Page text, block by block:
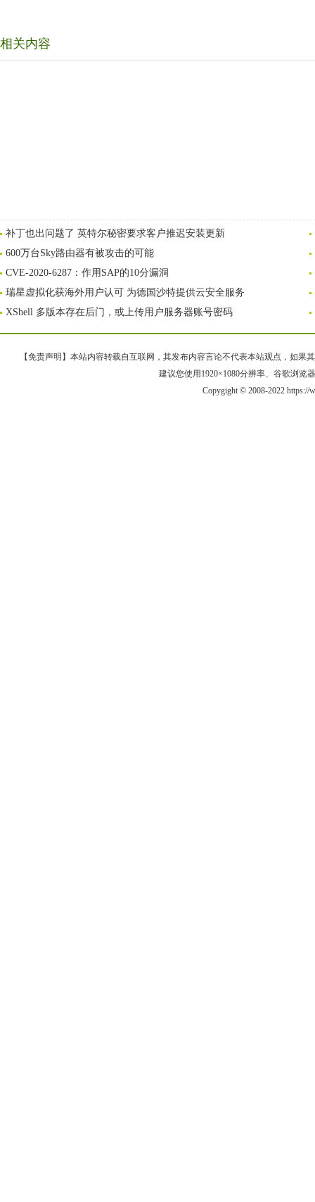
相关内容
补丁也出问题了 英特尔秘密要求客户推迟安装更新
600万台Sky路由器有被攻击的可能
CVE-2020-6287：作用SAP的10分漏洞
瑞星虚拟化获海外用户认可 为德国沙特提供云安全服务
XShell 多版本存在后门，或上传用户服务器账号密码
【免责声明】本站内容转载自互联网，其发布内容言论不代表本站观点，如果
建议您使用1920×1080分辨率、谷歌浏览
Copygight © 2008-2022 https://